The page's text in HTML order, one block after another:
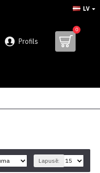
LV
Profils
0
Lapusē: